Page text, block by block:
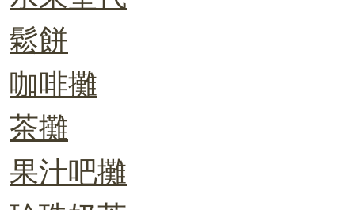
鬆餅
咖啡攤
茶攤
果汁吧攤